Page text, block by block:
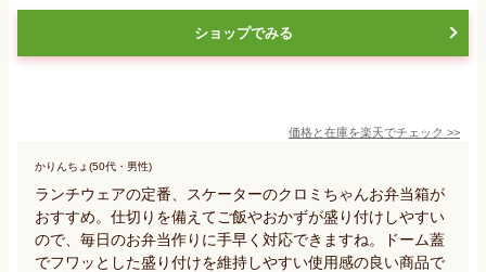
ショップでみる
価格と在庫を楽天でチェック >>
かりんちょ(50代・男性)
ランチウェアの定番、スケーターのクロミちゃんお弁当箱が
おすすめ。仕切りを備えてご飯やおかずが盛り付けしやすい
ので、毎日のお弁当作りに手早く対応できますね。ドーム蓋
でフワッとした盛り付けを維持しやすい使用感の良い商品で